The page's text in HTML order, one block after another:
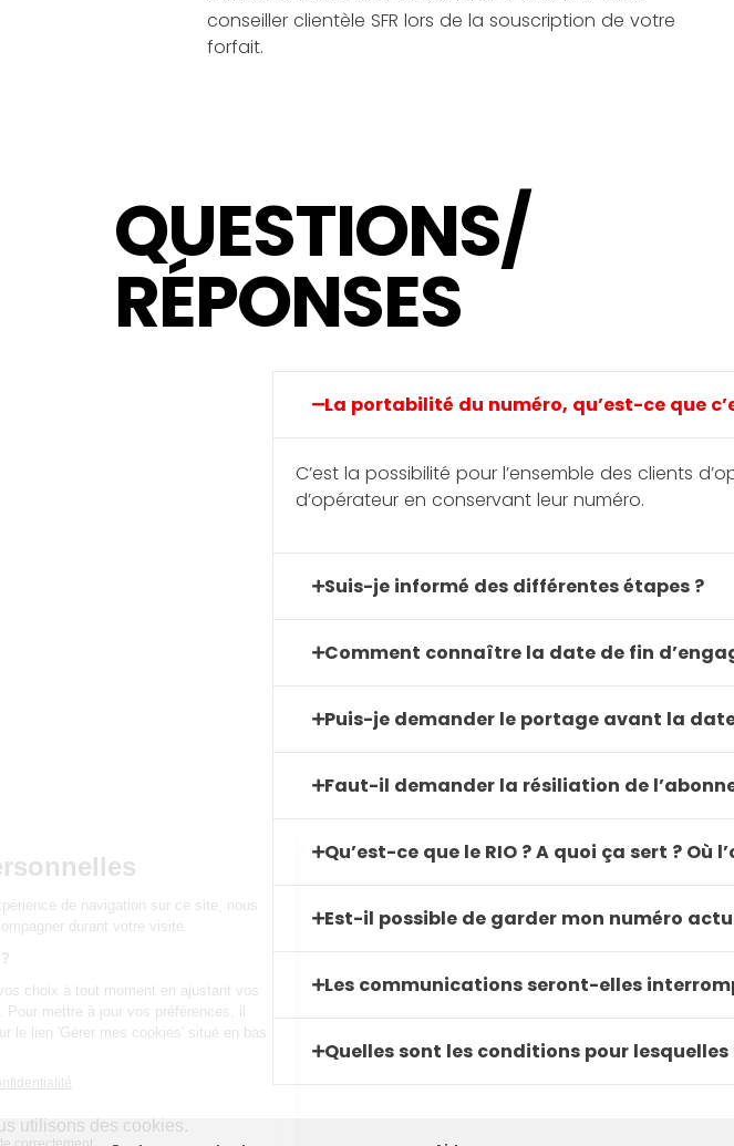
conseiller clientèle SFR lors de la souscription de votre
forfait.
QUESTIONS/
RÉPONSES
La portabilité du numéro, qu’est-ce que
C’est la possibilité pour l’ensemble des clients
d’opérateur en conservant leur numéro.
Suis-je informé des différentes étapes ?
Comment connaître la date de fin
Puis-je demander le portage avant la
Faut-il demander la résiliation de
Qu’est-ce que le RIO ? A quoi ça sert ? Où
Est-il possible de garder mon numéro
Les communications seront-elles
Quelles sont les conditions pour